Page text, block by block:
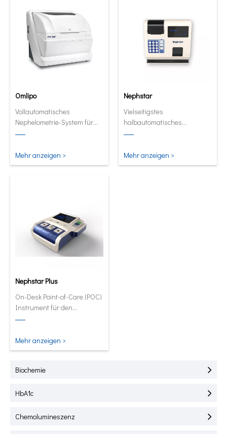
Omlipo
Vollautomatisches
Nephelometrie-System für
Labors mit mittlerer bis hoher
Mehr anzeigen >
Nephstar
Vielseitigstes
halbautomatisches
Analysegerät für spezifische
Mehr anzeigen >
Nephstar Plus
On-Desk Point-of-Care (POC)
Instrument für den
Schnelltest von HbA1C, CRP,
Mehr anzeigen >
Biochemie
HbA1c
Chemolumineszenz